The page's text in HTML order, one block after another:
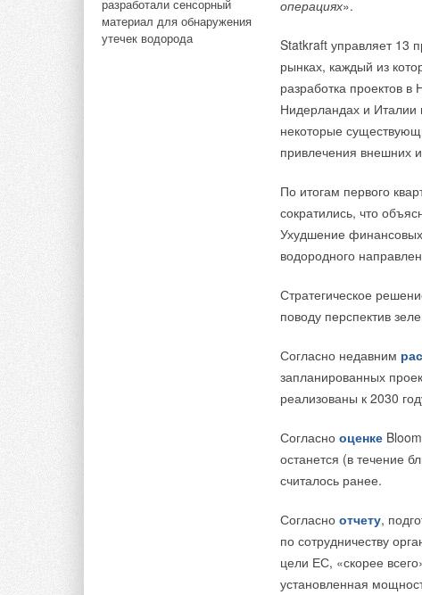
разработали сенсорный
материал для обнаружения
утечек водорода
операциях».
Statkraft управляет 13
рынках, каждый из
разработка проектов
Нидерландах и Италии
некоторые
привлечения внешних
По итогам первого
сократились, что
Ухудшение
водородного
Стратегическое
поводу перспектив
Согласно недавним
запланированных
реализованы к 2030
Согласно оценке
останется (в течение
считалось ранее.
Согласно отчету,
по сотрудничеству
цели ЕС, «скорее
установленная
ИСТОЧНИК:
RENEN.RU
Потом как в Европе, будете чесать репу, а как их расставить
Добавить комментарий
Ваш E-mail *
Добавить комментарий
Ваш E-mail *